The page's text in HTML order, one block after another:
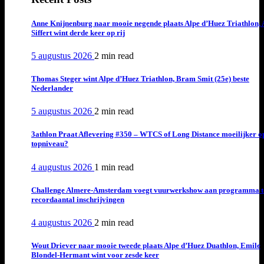
Anne Knijnenburg naar mooie negende plaats Alpe d’Huez Triathlon,
Siffert wint derde keer op rij
5 augustus 2026 2 min read
Thomas Steger wint Alpe d’Huez Triathlon, Bram Smit (25e) beste
Nederlander
5 augustus 2026 2 min read
3athlon Praat Aflevering #350 – WTCS of Long Distance moeilijker
topniveau?
4 augustus 2026 1 min read
Challenge Almere-Amsterdam voegt vuurwerkshow aan programma
recordaantal inschrijvingen
4 augustus 2026 2 min read
Wout Driever naar mooie tweede plaats Alpe d’Huez Duathlon, Emile
Blondel-Hermant wint voor zesde keer